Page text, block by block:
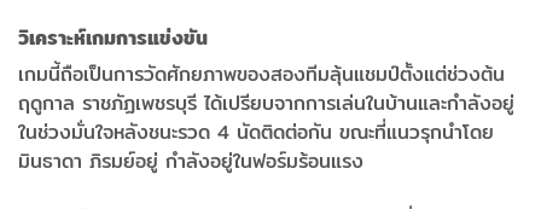
วิเคราะห์เกมการแข่งขัน
เกมนี้ถือเป็นการวัดศักยภาพของสองทีมลุ้นแชมป์ตั้งแต่ช่วงต้น
ฤดูกาล ราชภัฏเพชรบุรี ได้เปรียบจากการเล่นในบ้านและกำลังอยู่
ในช่วงมั่นใจหลังชนะรวด 4 นัดติดต่อกัน ขณะที่แนวรุกนำโดย
มินธาดา ภิรมย์อยู่ กำลังอยู่ในฟอร์มร้อนแรง